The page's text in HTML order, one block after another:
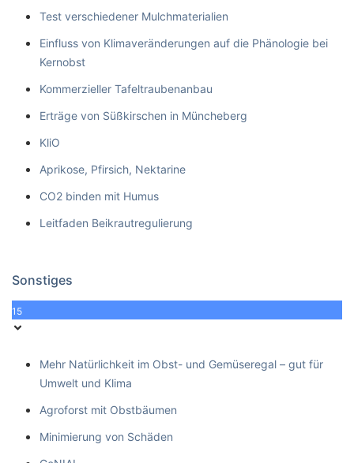
Test verschiedener Mulchmaterialien
Einfluss von Klimaveränderungen auf die Phänologie bei
Kernobst
Kommerzieller Tafeltraubenanbau
Erträge von Süßkirschen in Müncheberg
KliO
Aprikose, Pfirsich, Nektarine
CO2 binden mit Humus
Leitfaden Beikrautregulierung
Sonstiges
15
Mehr Natürlichkeit im Obst- und Gemüseregal – gut für
Umwelt und Klima
Agroforst mit Obstbäumen
Minimierung von Schäden